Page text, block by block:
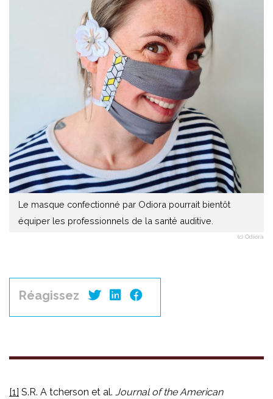
Le masque confectionné par Odiora pourrait bientôt
équiper les professionnels de la santé auditive.
(c) Odiora
Réagissez
[1] S.R. A tcherson et al. Journal of the American